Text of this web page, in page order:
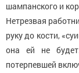
шампанского и
Нетрезвая
руку до кости,
она ей не
потерпевшей